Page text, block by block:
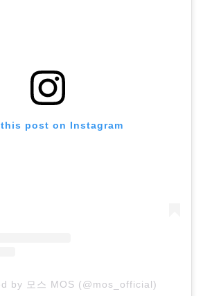
post on Instagram
by 모스 MOS (@mos_official)